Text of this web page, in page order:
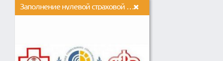
Заполнение нулевой страховой отчетности в налоговую,ФСС, ПФР